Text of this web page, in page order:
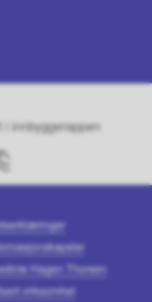
innbyggerappen
Hagen Thorsen
virksomhet